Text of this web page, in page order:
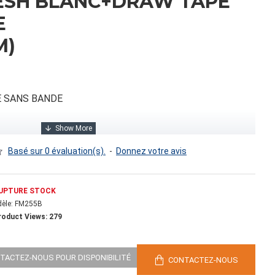
SANS BANDE
Basé sur 0 évaluation(s). - Donnez votre avis
STOCK
FM255B
Views: 279
NOUS POUR DISPONIBILITÉ CONTACTEZ-NOUS